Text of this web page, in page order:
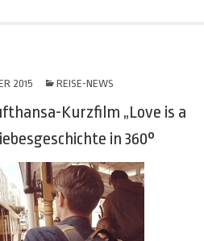
2015 REISE-NEWS
Kurzfilm „Love is a
in 360°